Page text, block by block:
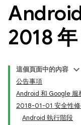
2018 年
這個頁面中的內容
公告事項
Android 和 Google 服
2018-01-01 安全性
Android 執行階段